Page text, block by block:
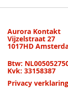
Aurora Kontakt
Vijzelstraat 27
1017HD
Btw:
Kvk: 33158387
Privacy verklaring